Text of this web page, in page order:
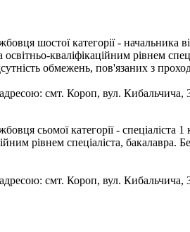
шостої категорії - начальника
кваліфікаційним рівнем
обмежень, пов'язаних з
адресою: смт. Короп, вул.
сьомої категорії - спеціаліста 1
рівнем спеціаліста, бакалавра.
адресою: смт. Короп, вул.